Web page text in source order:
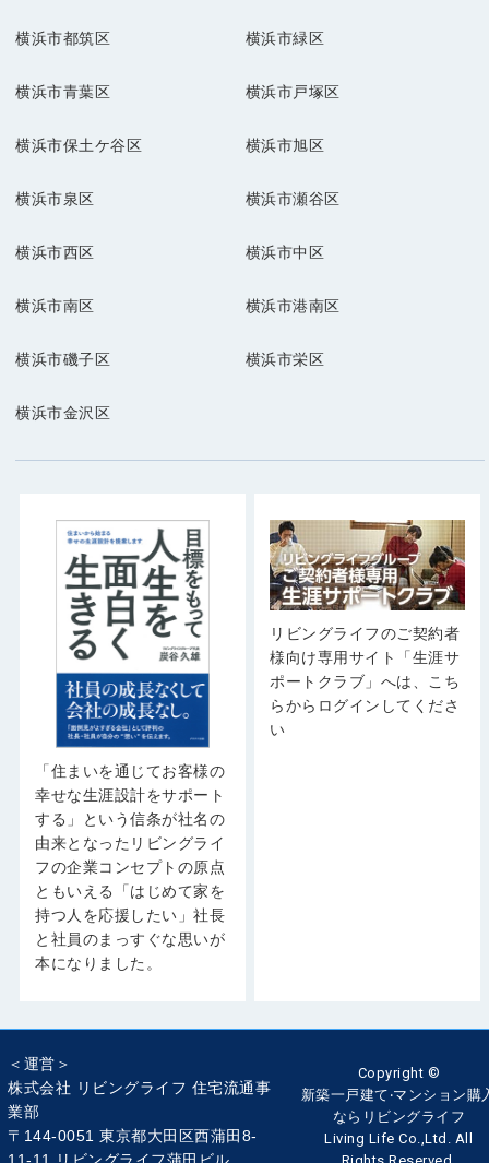
横浜市都筑区 横浜市緑区
横浜市青葉区 横浜市戸塚区
横浜市保土ケ谷区 横浜市旭区
横浜市泉区 横浜市瀬谷区
横浜市西区 横浜市中区
横浜市南区 横浜市港南区
横浜市磯子区 横浜市栄区
横浜市金沢区
「住まいを通じてお客様の
幸せな生涯設計をサポート
する」という信条が社名の
由来となったリビングライ
フの企業コンセプトの原点
ともいえる「はじめて家を
持つ人を応援したい」社長
と社員のまっすぐな思いが
本になりました。
リビングライフのご契約者
様向け専用サイト「生涯サ
ポートクラブ」へは、こち
らからログインしてくださ
い
＜運営＞
株式会社 リビングライフ 住宅流通事
業部
〒144-0051 東京都大田区西蒲田8-
Copyright ©
新築一戸建て‧マンション購
ならリビングライフ
Living Life Co.,Ltd. All